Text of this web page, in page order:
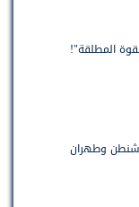
المطلقة"!
وطهران